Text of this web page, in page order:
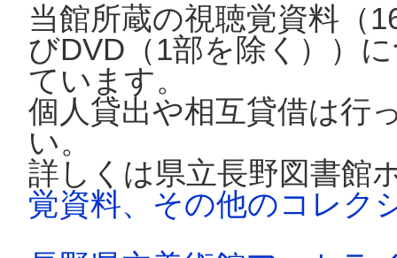
当館所蔵の視聴覚資料（
びDVD（1部を除く））
ています。
個人貸出や相互貸借は行
い。
詳しくは県立長野図書館
覚資料、その他のコレク